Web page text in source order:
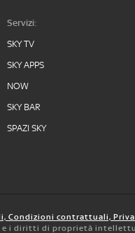
Servizi:
SKY TV
SKY APPS
NOW
SKY BAR
SPAZI SKY
Condizioni contrattuali,
e i diritti di proprietà